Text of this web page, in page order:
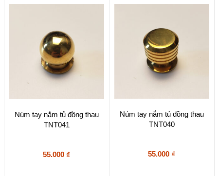
Núm tay nắm tủ đồng thau
TNT041
55.000 ₫
Núm tay nắm tủ đồng thau
TNT040
55.000 ₫